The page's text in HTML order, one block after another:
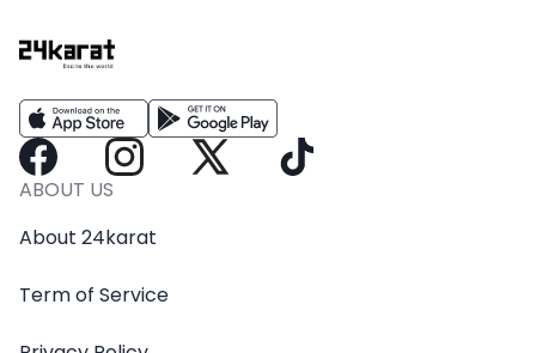
ABOUT US
About 24karat
Term of Service